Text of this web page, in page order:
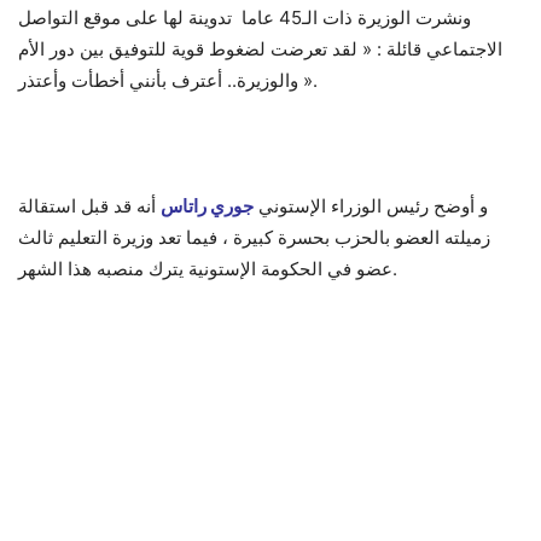
ونشرت الوزيرة ذات الـ45 عاما تدوينة لها على موقع التواصل
الاجتماعي قائلة : « لقد تعرضت لضغوط قوية للتوفيق بين دور الأم
والوزيرة.. أعترف بأنني أخطأت وأعتذر ».
و أوضح رئيس الوزراء الإستوني جوري راتاس أنه قد قبل استقالة
زميلته العضو بالحزب بحسرة كبيرة ، فيما تعد وزيرة التعليم ثالث
عضو في الحكومة الإستونية يترك منصبه هذا الشهر.